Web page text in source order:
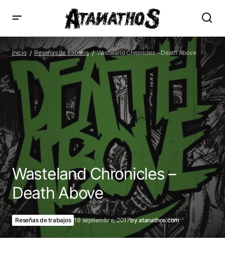
Wasteland Chronicles – Death Above
Inicio Reseñas de trabajos Wasteland Chronicles – Death Above
Wasteland Chronicles –
Death Above
Reseñas de trabajos 19 septiembre, 2017byatanathos.com